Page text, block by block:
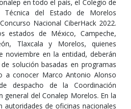
en todo el país, el Colegio de
Técnica del Estado de Morelos
Nacional CiberHack 2022.
estados de México, Campeche,
Tlaxcala y Morelos, quienes
noviembre en la entidad, deberán
solución basadas en programas
a conocer Marco Antonio Alonso
despacho de la Coordinación
general del Conalep Morelos. En la
autoridades de oficinas nacionales